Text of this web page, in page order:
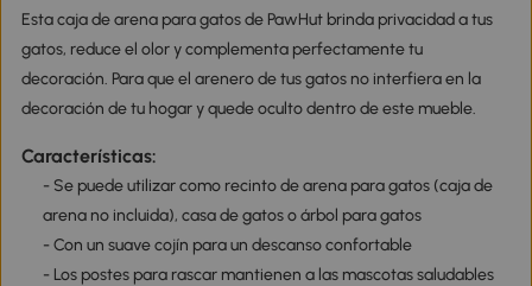
Esta caja de arena para gatos de PawHut brinda privacidad a tus
gatos, reduce el olor y complementa perfectamente tu
decoración. Para que el arenero de tus gatos no interfiera en la
decoración de tu hogar y quede oculto dentro de este mueble.
Características:
- Se puede utilizar como recinto de arena para gatos (caja de
arena no incluida), casa de gatos o árbol para gatos
- Con un suave cojín para un descanso confortable
- Los postes para rascar mantienen a las mascotas saludables